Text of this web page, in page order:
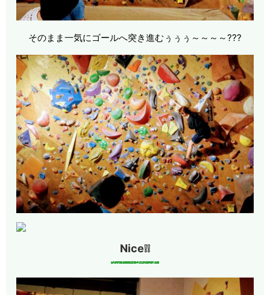
そのまま一気にゴールへ突き進むぅぅぅ～～～～???
Nice❕❕